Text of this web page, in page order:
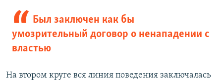
Был заключен как бы
умозрительный договор о ненападении с
властью
На втором круге вся линия поведения заключалась